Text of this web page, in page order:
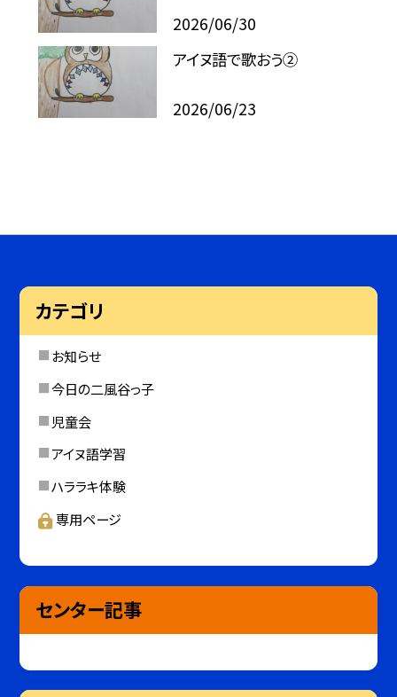
2026/06/30
アイヌ語で歌おう②
2026/06/23
カテゴリ
お知らせ
今日の二風谷っ子
児童会
アイヌ語学習
ハララキ体験
専用ページ
センター記事